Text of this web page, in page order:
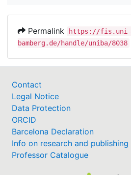
Permalink
https://fis.uni-
bamberg.de/handle/uniba/8038
Contact
Legal Notice
Data Protection
ORCID
Barcelona Declaration
Info on research and publishing
Professor Catalogue